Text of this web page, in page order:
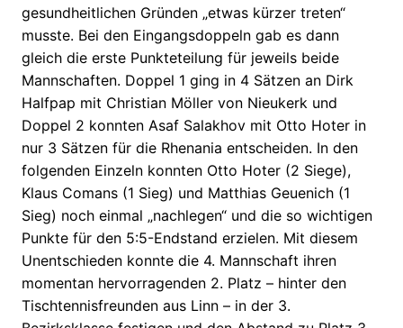
gesundheitlichen Gründen „etwas kürzer treten“
musste. Bei den Eingangsdoppeln gab es dann
gleich die erste Punkteteilung für jeweils beide
Mannschaften. Doppel 1 ging in 4 Sätzen an Dirk
Halfpap mit Christian Möller von Nieukerk und
Doppel 2 konnten Asaf Salakhov mit Otto Hoter in
nur 3 Sätzen für die Rhenania entscheiden. In den
folgenden Einzeln konnten Otto Hoter (2 Siege),
Klaus Comans (1 Sieg) und Matthias Geuenich (1
Sieg) noch einmal „nachlegen“ und die so wichtigen
Punkte für den 5:5-Endstand erzielen. Mit diesem
Unentschieden konnte die 4. Mannschaft ihren
momentan hervorragenden 2. Platz – hinter den
Tischtennisfreunden aus Linn – in der 3.